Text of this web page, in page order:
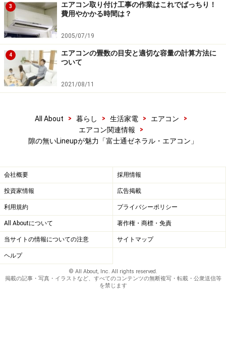
温度を変えると、1時間あたりいくら電気代が安くなるかを
表示
例えば、暖房時に1度下げると、葉っぱマークに金額が
表示。これは1時間でこれだけ電気代が安くなる＝省エ
この表示があれば「こんなに変わるなら、我慢しようか
どの目安にもなり、納得しながら省エネができる気がし
ました。
ガイドの結論～買い替えニーズを満たす選
びやすさが魅力！
昨年は、標準クラスで人気を得ていた富士通ゼネラルで
したが、今年は上位機種「Z・S シリーズ」に、人感セン
3
エアコン取り付け工事の作業はこれでばっちり！
費用やかかる時間は？
2005/07/19
4
エアコンの畳数の目安と適切な容量の計算方法に
ついて
2021/08/11
All About > 暮らし > 生活家電 > エアコン
>
エアコン関連情報
>
隙の無いLineupが魅力「富士通ゼネラル・エアコン」
会社概要 採用情報
投資家情報 広告掲載
利用規約 プライバシーポリシー
All Aboutについて 著作権・商標・免責
当サイトの情報についての注意 サイトマップ
ヘルプ
© All About, Inc. All rights reserved.
掲載の記事・写真・イラストなど、すべてのコンテンツの無断複写・転載・公衆送信等
を禁じます